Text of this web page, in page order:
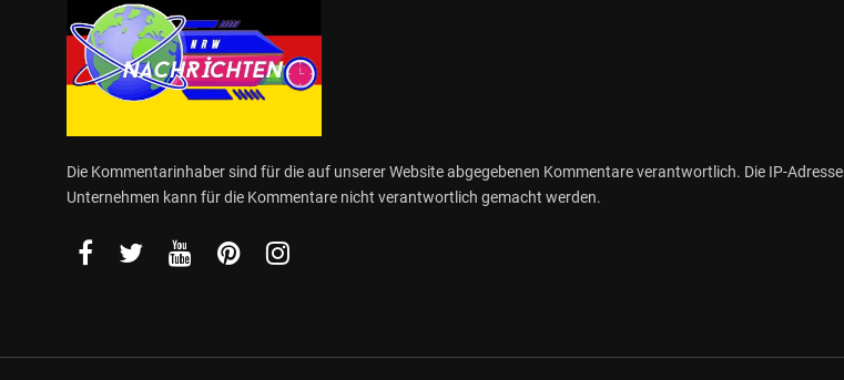
Die Kommentarinhaber sind für die auf unserer Website abgegebenen Kommentare verantwortlich. Die IP-
Unternehmen kann für die Kommentare nicht verantwortlich gemacht werden.